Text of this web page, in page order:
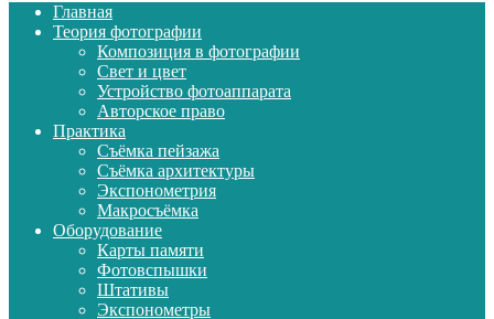
Главная
Теория фотографии
Композиция в фотографии
Свет и цвет
Устройство фотоаппарата
Авторское право
Практика
Съёмка пейзажа
Съёмка архитектуры
Экспонометрия
Макросъёмка
Оборудование
Карты памяти
Фотовспышки
Штативы
Экспонометры